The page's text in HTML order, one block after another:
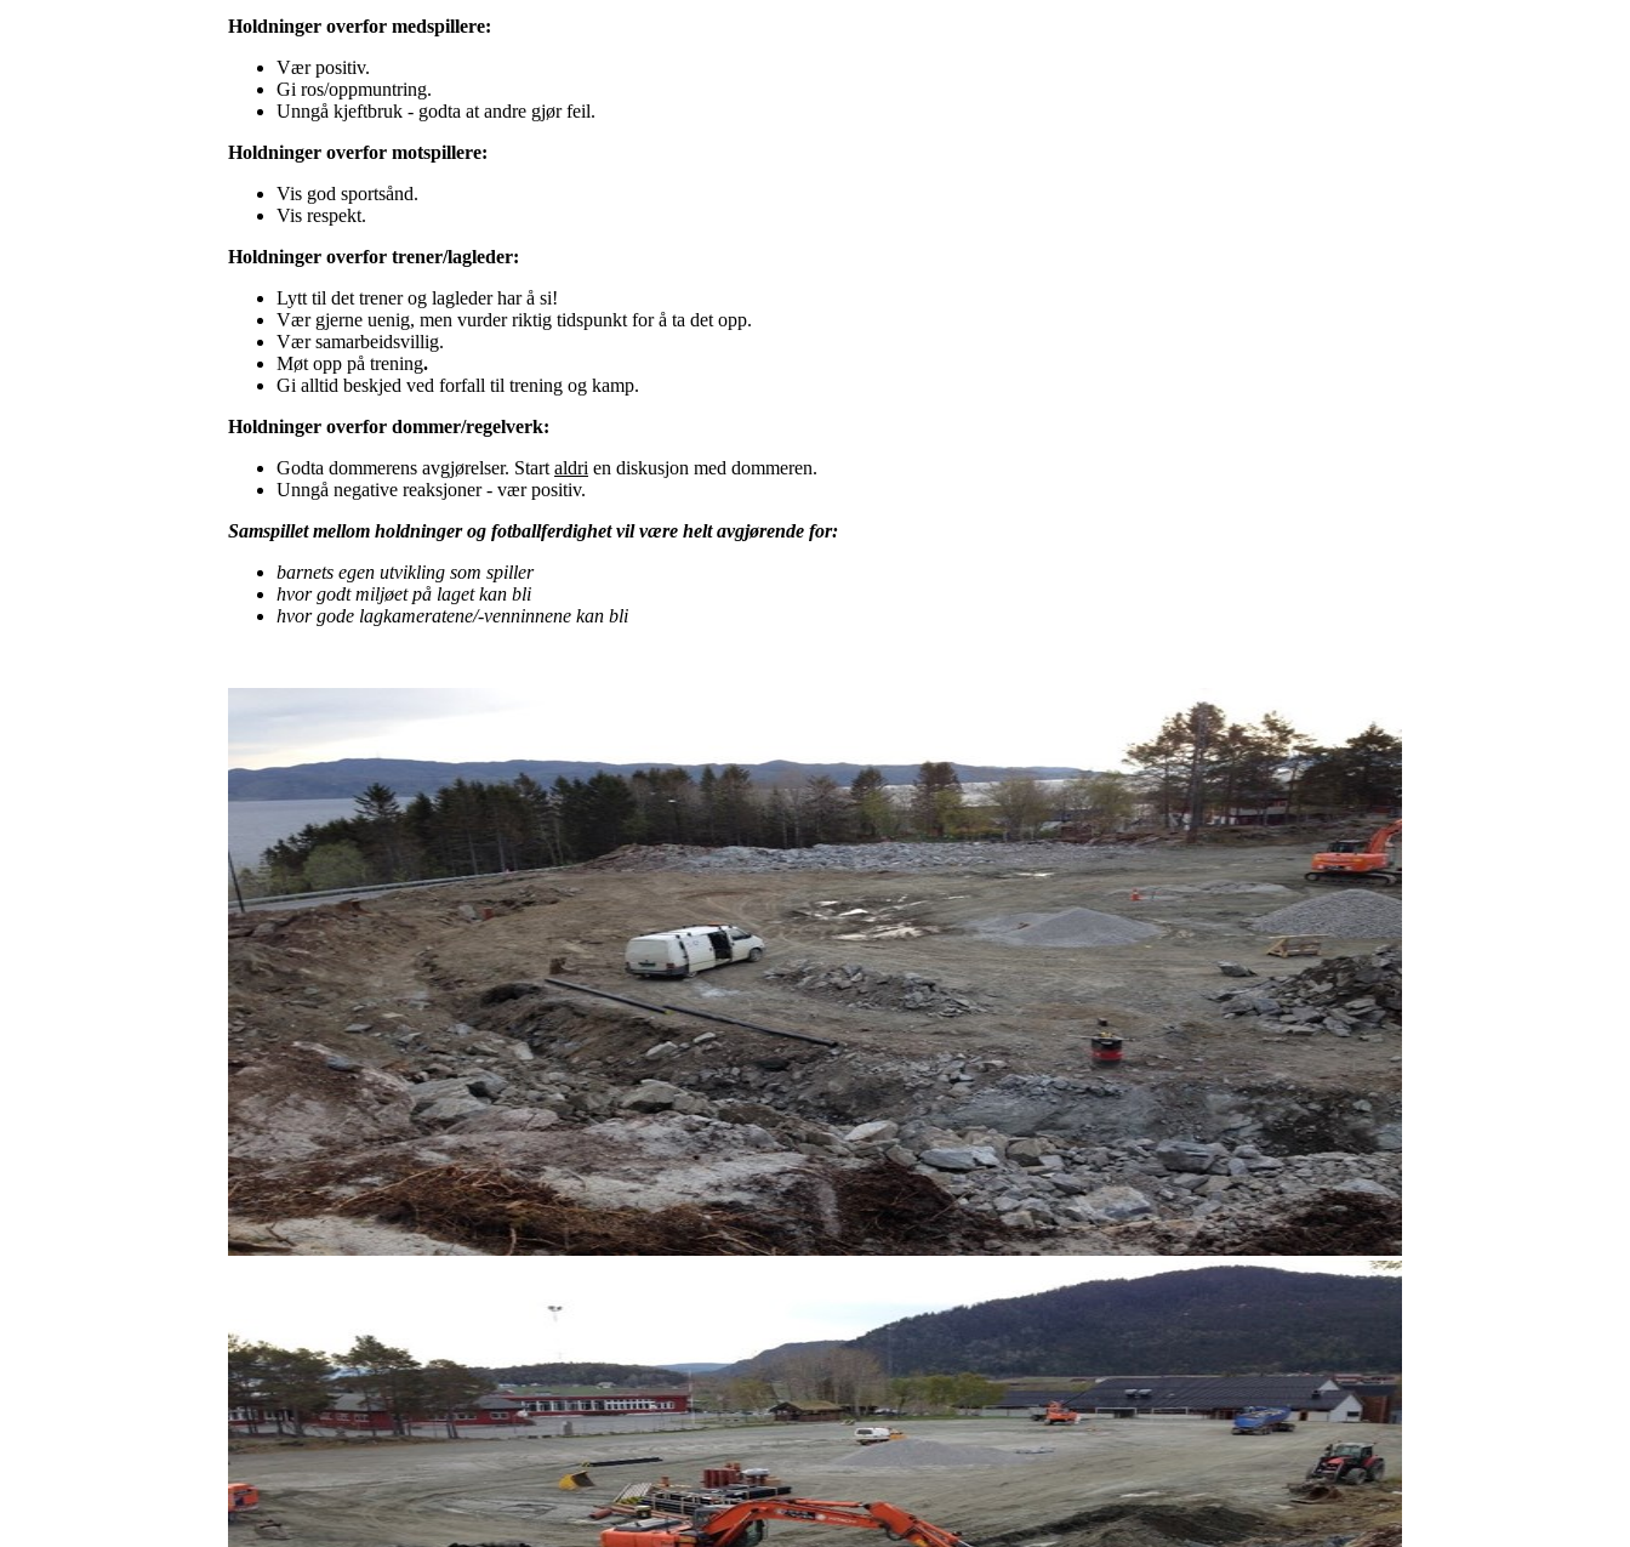
Holdninger overfor medspillere:
Vær positiv.
Gi ros/oppmuntring.
Unngå kjeftbruk - godta at andre gjør feil.
Holdninger overfor motspillere:
Vis god sportsånd.
Vis respekt.
Holdninger overfor trener/lagleder:
Lytt til det trener og lagleder har å si!
Vær gjerne uenig, men vurder riktig tidspunkt for å ta det opp.
Vær samarbeidsvillig.
Møt opp på trening.
Gi alltid beskjed ved forfall til trening og kamp.
Holdninger overfor dommer/regelverk:
Godta dommerens avgjørelser. Start aldri en diskusjon med dommeren.
Unngå negative reaksjoner - vær positiv.
Samspillet mellom holdninger og fotballferdighet vil være helt avgjørende for:
barnets egen utvikling som spiller
hvor godt miljøet på laget kan bli
hvor gode lagkameratene/-venninnene kan bli